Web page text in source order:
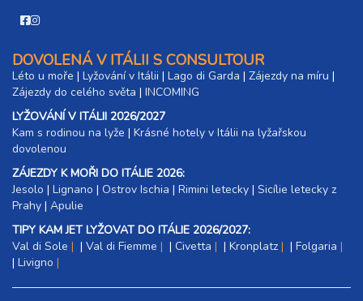
DOVOLENÁ V ITÁLII S CONSULTOUR
Léto u moře | Lyžování v Itálii | Lago di Garda | Zájezdy na míru |
Zájezdy do celého světa | INCOMING
LYŽOVÁNÍ V ITÁLII 2026/2027
Kam s rodinou na lyže |​ Krásné hotely v Itálii na lyžařskou
dovolenou
ZÁJEZDY K MOŘI DO ITÁLIE 2026:
Jesolo | Lignano | Ostrov Ischia | Rimini letecky | Sicílie letecky z
Prahy | Apulie
TIPY KAM JET LYŽOVAT DO ITÁLIE 2026/2027:
Val di Sole
| Val di Fiemme | Civetta | Kronplatz | Folgaria
| Livigno